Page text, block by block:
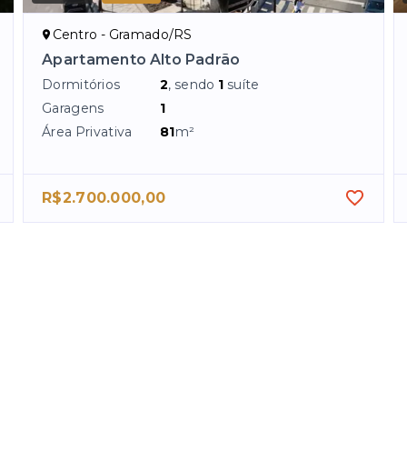
Centro - Gramado/RS
Apartamento Alto Padrão
Dormitórios 2, sendo 1 suíte
Garagens
1
Área Privativa
81m²
R$2.700.000,00